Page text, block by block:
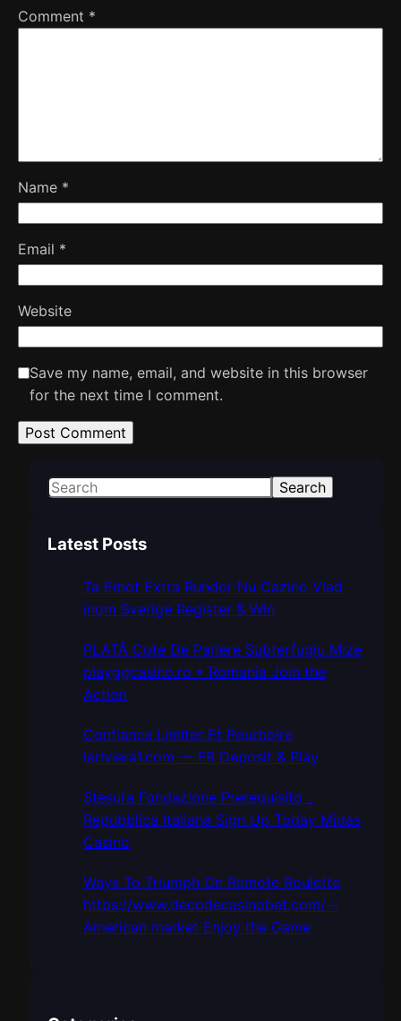
Comment *
Name *
Email *
Website
Save my name, email, and website in this browser
for the next time I comment.
S
r
Search
Latest Posts
Ta Emot Extra Rundor Nu Cazino Vlad
inom Sverige Register & Win
PLATĂ Cote De Pariere Subterfugiu Mize
playggcasino.ro • Romania Join the
Action
Confiance Limiter Et Pourboire
lariviera1.com — FR Deposit & Play
Stesura Fondazione Prerequisito _
Repubblica Italiana Sign Up Today Midas
Casino
Ways To Triumph On Remote Roulette
https://www.decodecasinobet.com/ –
American market Enjoy the Game